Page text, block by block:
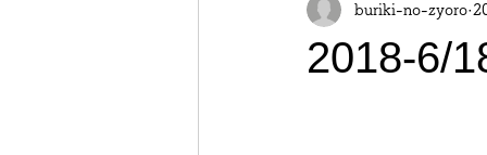
2018-6/
buriki-no-zyoro